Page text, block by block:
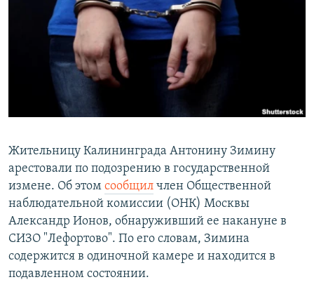
РАСПИСАНИЕ ВЕЩАНИЯ
ПОДПИШИТЕСЬ НА РАССЫЛКУ
СОЦИАЛЬНЫЕ СЕТИ
Все сайты РСЕ/РС
Жительницу Калининграда Антонину Зимину
арестовали по подозрению в государственной
измене. Об этом сообщил член Общественной
наблюдательной комиссии (ОНК) Москвы
Александр Ионов, обнаруживший ее накануне в
СИЗО "Лефортово". По его словам, Зимина
содержится в одиночной камере и находится в
подавленном состоянии.